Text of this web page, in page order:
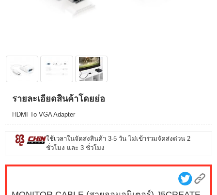
รายละเอียดสินค้าโดยย่อ
HDMI To VGA Adapter
ใช้เวลาในจัดส่งสินค้า 3-5 วัน ไม่เข้าร่วมจัดส่งด่วน 2
ชั่วโมง และ 3 ชั่วโมง